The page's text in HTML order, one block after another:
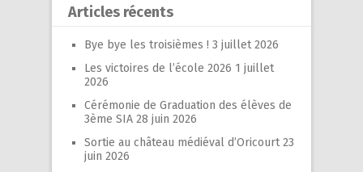
Articles récents
Bye bye les troisièmes ! 3 juillet 2026
Les victoires de l’école 2026 1 juillet
2026
Cérémonie de Graduation des élèves de
3ème SIA 28 juin 2026
Sortie au château médiéval d’Oricourt 23
juin 2026